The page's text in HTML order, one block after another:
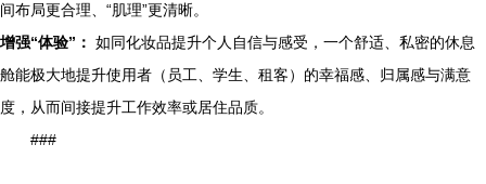
间布局更合理、“肌理”更清晰。
增强“体验”： 如同化妆品提升个人自信与感受，一个舒适、私密的休息
舱能极大地提升使用者（员工、学生、租客）的幸福感、归属感与满意
度，从而间接提升工作效率或居住品质。
###